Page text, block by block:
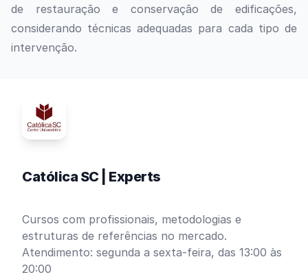
de restauração e conservação de edificações,
considerando técnicas adequadas para cada tipo de
intervenção.
Católica SC | Experts
Cursos com profissionais, metodologias e
estruturas de referências no mercado.
Atendimento: segunda a sexta-feira, das 13:00 às
20:00